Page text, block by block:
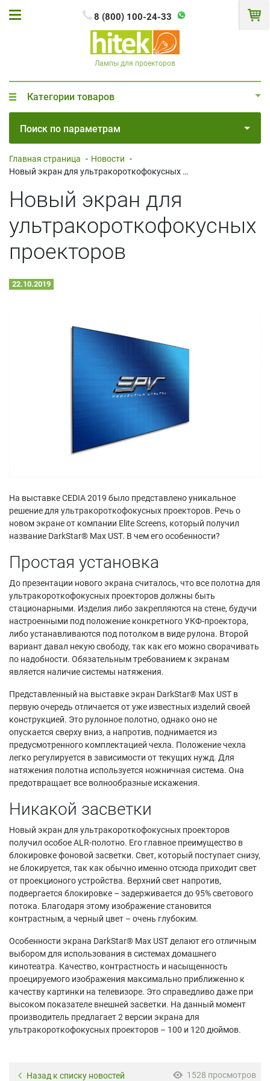
8 (800) 100-24-33
Лампы для проекторов
Категории товаров
Поиск по параметрам
Главная страница - Новости -
Новый экран для ультракороткофокусных проекторов
Новый экран для
ультракороткофокусных
проекторов
22.10.2019
На выставке CEDIA 2019 было представлено уникальное
решение для ультракороткофокусных проекторов. Речь о
новом экране от компании Elite Screens, который получил
название DarkStar® Max UST. В чем его особенности?
Простая установка
До презентации нового экрана считалось, что все полотна для
ультракороткофокусных проекторов должны быть
стационарными. Изделия либо закрепляются на стене, будучи
настроенными под положение конкретного УКФ-проектора,
либо устанавливаются под потолком в виде рулона. Второй
вариант давал некую свободу, так как его можно сворачивать
по надобности. Обязательным требованием к экранам
является наличие системы натяжения.
Представленный на выставке экран DarkStar® Max UST в
первую очередь отличается от уже известных изделий своей
конструкцией. Это рулонное полотно, однако оно не
опускается сверху вниз, а напротив, поднимается из
предусмотренного комплектацией чехла. Положение чехла
легко регулируется в зависимости от текущих нужд. Для
натяжения полотна используется ножничная система. Она
предотвращает все волнообразные искажения.
Никакой засветки
Новый экран для ультракороткофокусных проекторов
получил особое ALR-полотно. Его главное преимущество в
блокировке фоновой засветки. Свет, который поступает снизу,
не блокируется, так как обычно именно отсюда приходит свет
от проекционого устройства. Верхний свет напротив,
подвергается блокировке – задерживается до 95% светового
потока. Благодаря этому изображение становится
контрастным, а черный цвет – очень глубоким.
Особенности экрана DarkStar® Max UST делают его отличным
выбором для использования в системах домашнего
кинотеатра. Качество, контрастность и насыщенность
проецируемого изображения максимально приближенно к
качеству картинки на телевизоре. Это справедливо даже при
высоком показателе внешней засветки. На данный момент
производитель предлагает 2 версии экрана для
ультракороткофокусных проекторов – 100 и 120 дюймов.
Назад к списку новостей
1528 просмотров